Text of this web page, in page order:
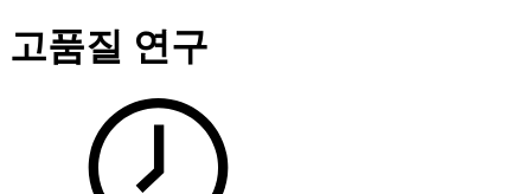
고품질 연구